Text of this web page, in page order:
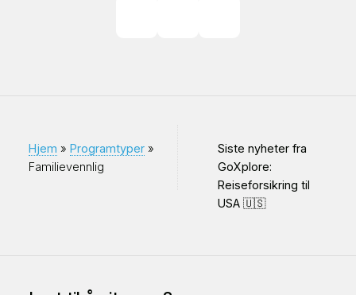
Hjem » Programtyper »
Familievennlig
Siste nyheter fra
GoXplore:
Reiseforsikring til
USA 🇺🇸